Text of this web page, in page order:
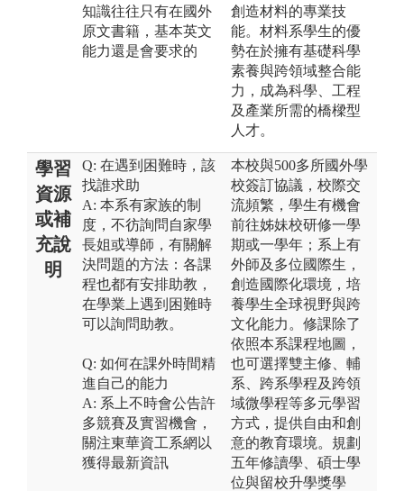
知識往往只有在國外
原文書籍，基本英文
能力還是會要求的
創造材料的專業技
能。材料系學生的優
勢在於擁有基礎科學
素養與跨領域整合能
力，成為科學、工程
及產業所需的橋樑型
人才。
學習
資源
或補
充說
明
Q: 在遇到困難時，該
找誰求助
A: 本系有家族的制
度，不彷詢問自家學
長姐或導師，有關解
決問題的方法：各課
程也都有安排助教，
在學業上遇到困難時
可以詢問助教。
Q: 如何在課外時間精
進自己的能力
A: 系上不時會公告許
多競賽及實習機會，
關注東華資工系網以
獲得最新資訊
本校與500多所國外學
校簽訂協議，校際交
流頻繁，學生有機會
前往姊妹校研修一學
期或一學年；系上有
外師及多位國際生，
創造國際化環境，培
養學生全球視野與跨
文化能力。修課除了
依照本系課程地圖，
也可選擇雙主修、輔
系、跨系學程及跨領
域微學程等多元學習
方式，提供自由和創
意的教育環境。規劃
五年修讀學、碩士學
位與留校升學獎學